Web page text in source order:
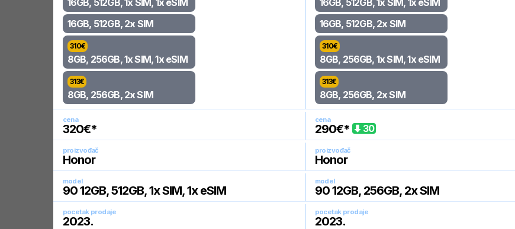
16GB, 512GB, 1x SIM, 1x eSIM
16GB, 512GB, 2x SIM
310€
8GB, 256GB, 1x SIM, 1x eSIM
313€
8GB, 256GB, 2x SIM
16GB, 512GB, 1x SIM, 1x eSIM
16GB, 512GB, 2x SIM
310€
8GB, 256GB, 1x SIM, 1x eSIM
313€
8GB, 256GB, 2x SIM
cena
320€*
cena
290€* 30
proizvođač
Honor
proizvođač
Honor
model
90 12GB, 512GB, 1x SIM, 1x eSIM
model
90 12GB, 256GB, 2x SIM
pocetak prodaje
2023.
pocetak prodaje
2023.